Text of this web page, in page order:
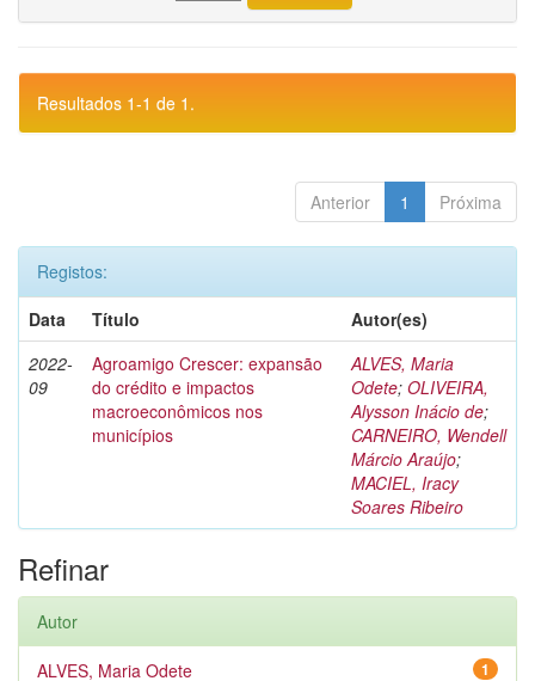
Resultados 1-1 de 1.
Anterior 1 Próxima
Registos:
Data
Título
Autor(es)
2022-
09
Agroamigo Crescer: expansão
do crédito e impactos
macroeconômicos nos
municípios
ALVES, Maria
Odete; OLIVEIRA,
Alysson Inácio de;
CARNEIRO, Wendell
Márcio Araújo;
MACIEL, Iracy
Soares Ribeiro
Refinar
Autor
1
ALVES, Maria Odete